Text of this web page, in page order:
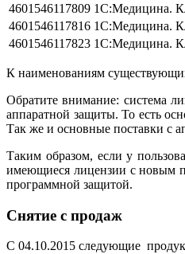
4601546117809 1С:Медицина.
4601546117816 1С:Медицина.
4601546117823 1С:Медицина.
К наименованиям
Обратите внимание: система
аппаратной защиты. То есть
Так же и основные поставки с
Таким образом, если у
имеющиеся лицензии с новым
программной защитой.
Снятие с продаж
С 04.10.2015 следующие